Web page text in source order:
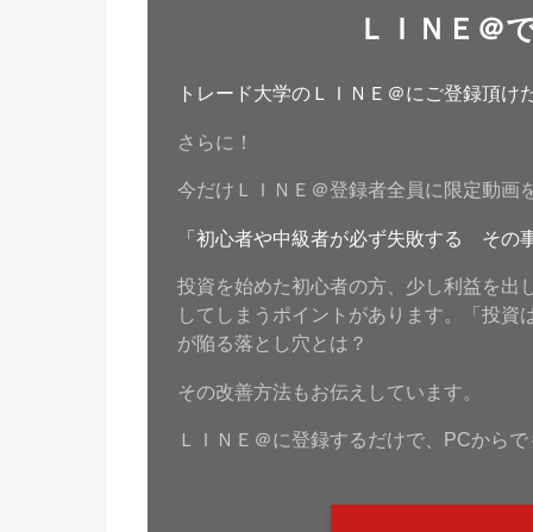
ＬＩＮＥ＠
トレード大学のＬＩＮＥ＠にご登録頂
さらに！
今だけＬＩＮＥ＠登録者全員に限定動画
「初心者や中級者が必ず失敗する その
投資を始めた初心者の方、少し利益を出
してしまうポイントがあります。「投
が陥る落とし穴とは？
その改善方法もお伝えしています。
ＬＩＮＥ＠に登録するだけで、PCから